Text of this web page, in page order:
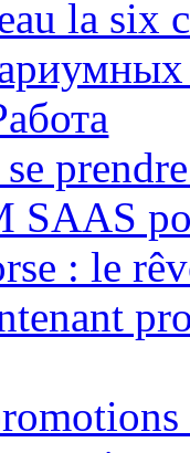
la six
: le